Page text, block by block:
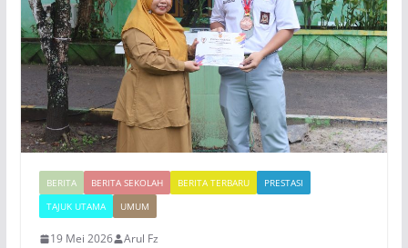
BERITA BERITA SEKOLAH BERITA TERBARU
PRESTASI
TAJUK UTAMA
UMUM
19 Mei 2026 Arul Fz